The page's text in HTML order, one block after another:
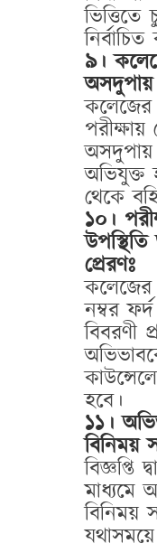
ভিত্তিতে
৯।
অসদুপায়
কলেজের
পরীক্ষায়
অসদুপায়
থেকে
১০।
প্রেরণঃ
কলেজের
নম্বর
বিবরণী
হবে।
১১।
বিনিময়
বিজ্ঞপ্তি
মাধ্যমে
বিনিময়